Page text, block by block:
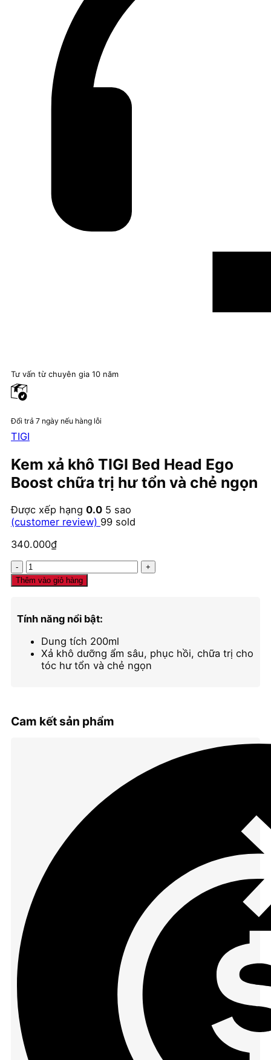
Tư vấn từ chuyên gia 10 năm
Đổi trả 7 ngày nếu hàng lỗi
TIGI
Kem xả khô TIGI Bed Head Ego
Boost chữa trị hư tổn và chẻ ngọn
Được xếp hạng 0.0 5 sao
(customer review) 99 sold
340.000₫
Kem
xả
khô
Bed
Head
Ego
Boost
chữa
chẻ
Thêm vào giỏ hàng
Tính năng nổi bật:
Dung tích 200ml
Xả khô dưỡng ẩm sâu, phục hồi, chữa trị cho
tóc hư tổn và chẻ ngọn
Cam kết sản phẩm